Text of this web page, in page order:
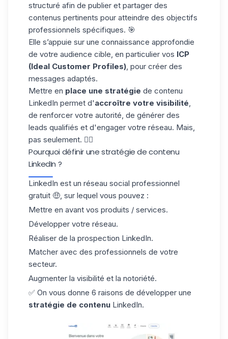
structuré afin de publier et partager des
contenus pertinents pour atteindre des objectifs
professionnels spécifiques. 🎯
Elle s’appuie sur une connaissance approfondie
de votre audience cible, en particulier vos ICP
(Ideal Customer Profiles), pour créer des
messages adaptés.
Mettre en place une stratégie de contenu
LinkedIn permet d'accroître votre visibilité,
de renforcer votre autorité, de générer des
leads qualifiés et d'engager votre réseau. Mais,
pas seulement. 👇🏼
Pourquoi définir une stratégie de contenu
LinkedIn ?
LinkedIn est un réseau social professionnel
gratuit 🤑, sur lequel vous pouvez :
Mettre en avant vos produits / services.
Développer votre réseau.
Réaliser de la prospection LinkedIn.
Matcher avec des professionnels de votre
secteur.
Augmenter la visibilité et la notoriété.
✅ On vous donne 6 raisons de développer une
stratégie de contenu LinkedIn.